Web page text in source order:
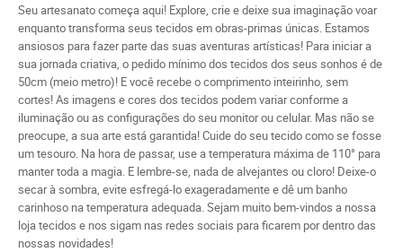
Seu artesanato começa aqui! Explore, crie e deixe sua imaginação voar
enquanto transforma seus tecidos em obras-primas únicas. Estamos
ansiosos para fazer parte das suas aventuras artísticas! Para iniciar a
sua jornada criativa, o pedido mínimo dos tecidos dos seus sonhos é de
50cm (meio metro)! E você recebe o comprimento inteirinho, sem
cortes! As imagens e cores dos tecidos podem variar conforme a
iluminação ou as configurações do seu monitor ou celular. Mas não se
preocupe, a sua arte está garantida! Cuide do seu tecido como se fosse
um tesouro. Na hora de passar, use a temperatura máxima de 110° para
manter toda a magia. E lembre-se, nada de alvejantes ou cloro! Deixe-o
secar à sombra, evite esfregá-lo exageradamente e dê um banho
carinhoso na temperatura adequada. Sejam muito bem-vindos a nossa
loja tecidos e nos sigam nas redes sociais para ficarem por dentro das
nossas novidades!